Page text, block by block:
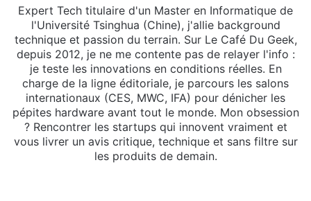
Expert Tech titulaire d'un Master en Informatique de
l'Université Tsinghua (Chine), j'allie background
technique et passion du terrain. Sur Le Café Du Geek,
depuis 2012, je ne me contente pas de relayer l'info :
je teste les innovations en conditions réelles. En
charge de la ligne éditoriale, je parcours les salons
internationaux (CES, MWC, IFA) pour dénicher les
pépites hardware avant tout le monde. Mon obsession
? Rencontrer les startups qui innovent vraiment et
vous livrer un avis critique, technique et sans filtre sur
les produits de demain.